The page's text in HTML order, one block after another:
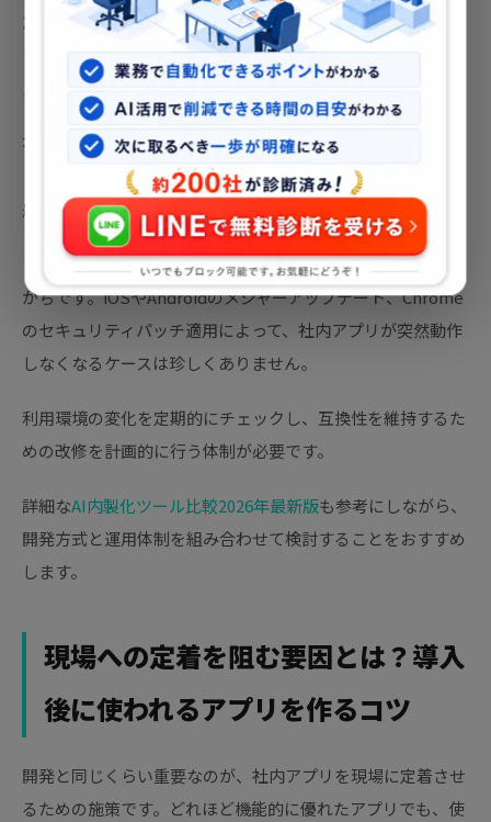
次に「バグ・不具合への対応体制」の問題があります。社内
アプリは商用製品と異なり、専任の運用チームがいないケー
スが大半です。
不具合が発生したときに誰に報告し、誰が対応するのかとい
うエスカレーションルートを事前に設計しておかないと、問
題が放置されたままになります。
さらに「OS・ブラウザのアップデート対応」も見落とされ
がちです。iOSやAndroidのメジャーアップデート、Chrome
のセキュリティパッチ適用によって、社内アプリが突然動作
しなくなるケースは珍しくありません。
利用環境の変化を定期的にチェックし、互換性を維持するた
めの改修を計画的に行う体制が必要です。
詳細なAI内製化ツール比較2026年最新版も参考にしながら、
開発方式と運用体制を組み合わせて検討することをおすすめ
します。
現場への定着を阻む要因とは？導入
後に使われるアプリを作るコツ
開発と同じくらい重要なのが、社内アプリを現場に定着させ
るための施策です。どれほど機能的に優れたアプリでも、使